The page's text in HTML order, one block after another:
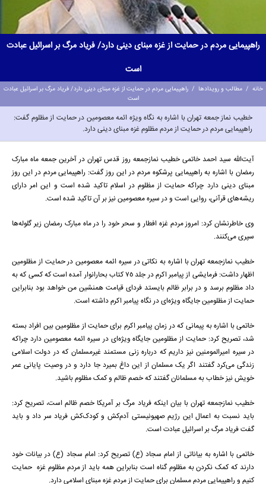
راهپیمایی مردم در حمایت از غزه مبنای دینی دارد/ فریاد مرگ بر اسرائیل عبادت
است
خانه / مطالب و رویدادها / راهپیمایی مردم در حمایت از غزه مبنای دینی دارد/ فریاد مرگ بر اسرائیل عبادت
است
خطیب نماز جمعه تهران با اشاره به نگاه ویژه ائمه معصومین در حمایت از مظلوم گفت:
راهپیمایی مردم در حمایت از مردم مظلوم غزه مبنای دینی دارد.
آیت‌الله سید احمد خاتمی خطیب نمازجمعه روز قدس تهران در آخرین جمعه ماه مبارک
رمضان با اشاره به راهپیمایی پرشکوه مردم در این روز گفت: راهپیمایی مردم در این روز
مبنای دینی دارد چراکه حمایت از مظلوم در اسلام تاکید شده است و این امر دارای
ریشه‌های قرآنی، روایی است و در سیره معصومین نیز بر آن تاکید شده است.
وی خاطرنشان کرد: امروز مردم غزه افطار و سحر خود را در ماه مبارک رمضان زیر گلوله‌ها
سپری می‌کنند.
خطیب نمازجمعه تهران با اشاره به نکاتی در سیره ائمه معصومین در حمایت از مظلومین
اظهار داشت: فرمایشی از پیامبر اکرم در جلد 75 کتاب بحارانوار آمده است که کسی که به
داد مظلوم برسد و در برابر ظالم بایستد فردای قیامت همنشین من خواهد بود بنابراین
حمایت از مظلومین جایگاه ویژه‌ای در نگاه پیامبر اکرم داشته است.
خاتمی با اشاره به پیمانی که در زمان پیامبر اکرم برای حمایت از مظلومین بین افراد بسته
شد، تصریح کرد: حمایت از مظلومین جایگاه ویژه‌ای در سیره ائمه معصومین دارد چراکه
در سیره امیرالمومنین نیز داریم که درباره زنی مستمند غیرمسلمان که در دولت اسلامی
زندگی می‌کرد گفتند اگر یک مسلمان از این داغ بمیرد جا دارد و در وصیت پایانی عمر
خویش نیز خطاب به مسلمانان گفتند که خصم ظالم و کمک مظلوم باشید.
خطیب نمازجمعه تهران با بیان اینکه فریاد مرگ بر آمریکا خصم ظالم است، تصریح کرد:
باید نسبت به اعمال این رژیم صهیونیستی آدم‌کش و کودک‌کش فریاد سر داد و باید
گفت فریاد مرگ بر اسرائیل عبادت است.
خاتمی با اشاره به بیاناتی از امام سجاد (ع) تصریح کرد: امام سجاد (ع) در بیانات خود
دارند که کمک نکردن به مظلوم گناه است بنابراین همه باید از مردم مظلوم غزه حمایت
کنیم و راهپیمایی مردم مسلمان برای حمایت از مردم غزه مبنای اسلامی دارد.